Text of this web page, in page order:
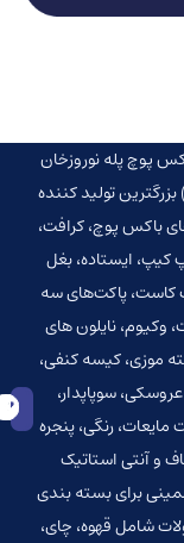
پوچ پله نوروزخان
تولید کننده
باکس پوچ، کرافت،
کیپ، ایستاده، بغل
پاکت‌های سه
نایلون های
موزی، کیسه کنفی،
سوپاپدار،
مایعات، رنگی، پنجره
و آنتی استاتیک
برای بسته بندی
شامل قهوه، چای،